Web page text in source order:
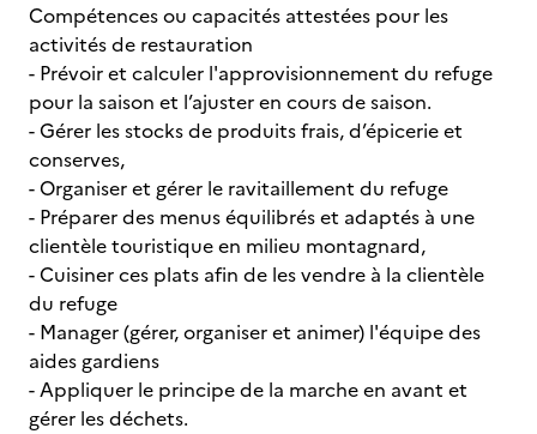
Compétences ou capacités attestées pour les
activités de restauration
- Prévoir et calculer l'approvisionnement du refuge
pour la saison et l’ajuster en cours de saison.
- Gérer les stocks de produits frais, d’épicerie et
conserves,
- Organiser et gérer le ravitaillement du refuge
- Préparer des menus équilibrés et adaptés à une
clientèle touristique en milieu montagnard,
- Cuisiner ces plats afin de les vendre à la clientèle
du refuge
- Manager (gérer, organiser et animer) l'équipe des
aides gardiens
- Appliquer le principe de la marche en avant et
gérer les déchets.